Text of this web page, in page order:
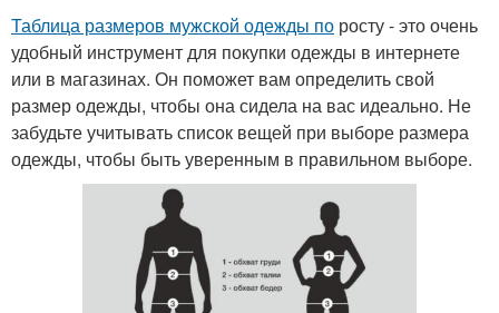
Таблица размеров мужской одежды по росту - это очень
удобный инструмент для покупки одежды в интернете
или в магазинах. Он поможет вам определить свой
размер одежды, чтобы она сидела на вас идеально. Не
забудьте учитывать список вещей при выборе размера
одежды, чтобы быть уверенным в правильном выборе.